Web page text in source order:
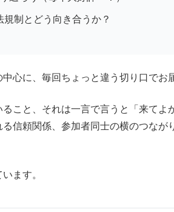
制とどう向き合うか？
心に、毎回ちょっと違う切り口でお
こと、それは一言で言うと「来てよ
信頼関係、参加者同士の横のつな
ます。